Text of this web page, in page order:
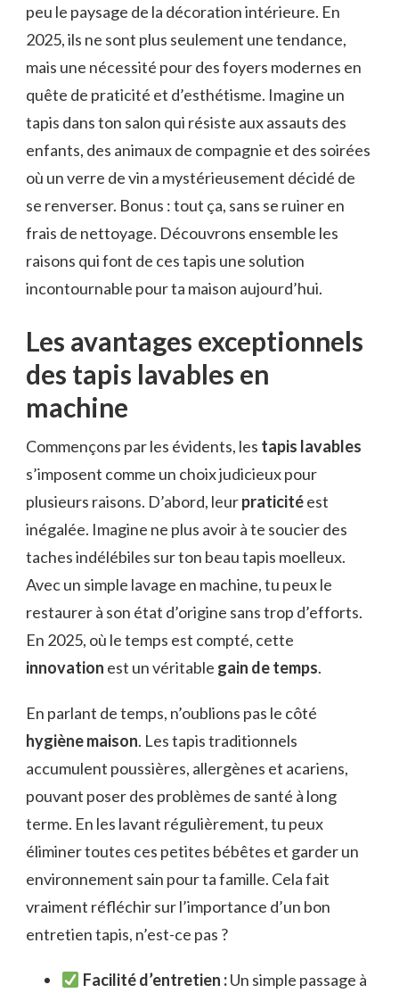
peu le paysage de la décoration intérieure. En
2025, ils ne sont plus seulement une tendance,
mais une nécessité pour des foyers modernes en
quête de praticité et d’esthétisme. Imagine un
tapis dans ton salon qui résiste aux assauts des
enfants, des animaux de compagnie et des soirées
où un verre de vin a mystérieusement décidé de
se renverser. Bonus : tout ça, sans se ruiner en
frais de nettoyage. Découvrons ensemble les
raisons qui font de ces tapis une solution
incontournable pour ta maison aujourd’hui.
Les avantages exceptionnels
des tapis lavables en
machine
Commençons par les évidents, les tapis lavables
s’imposent comme un choix judicieux pour
plusieurs raisons. D’abord, leurpraticitéest
inégalée. Imagine ne plus avoir à te soucier des
taches indélébiles sur ton beau tapis moelleux.
Avec un simple lavage en machine, tu peux le
restaurer à son état d’origine sans trop d’efforts.
En 2025, où le temps est compté, cette
innovation est un véritable gain de temps.
En parlant de temps, n’oublions pas le côté
hygiène maison. Les tapis traditionnels
accumulent poussières, allergènes et acariens,
pouvant poser des problèmes de santé à long
terme. En les lavant régulièrement, tu peux
éliminer toutes ces petites bébêtes et garder un
environnement sain pour ta famille. Cela fait
vraiment réfléchir sur l’importance d’un bon
entretien tapis, n’est-ce pas ?
Facilité d’entretien :Un simple passage à